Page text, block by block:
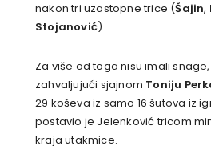
nakon tri uzastopne trice (Šajin,
Stojanović).
Za više od toga nisu imali
zahvaljujući sjajnom Toniju
29 koševa iz samo 16 šutova iz
postavio je Jelenković tricom
kraja utakmice.